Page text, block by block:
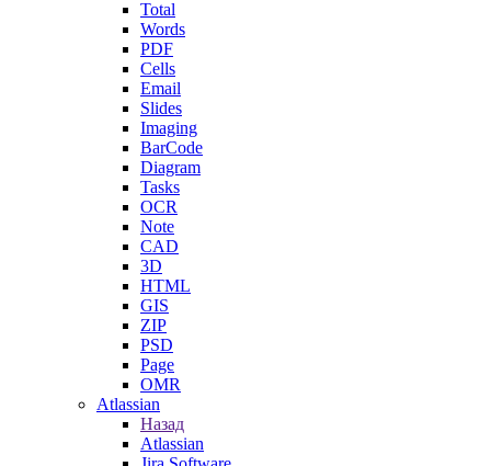
Total
Words
PDF
Cells
Email
Slides
Imaging
BarCode
Diagram
Tasks
OCR
Note
CAD
3D
HTML
GIS
ZIP
PSD
Page
OMR
Atlassian
Назад
Atlassian